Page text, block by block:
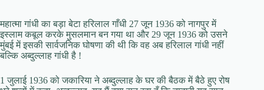
महात्मा गांधी का बड़ा बेटा हरिलाल गाँधी 27 जून 1936 को नागपुर में
इस्लाम कबूल करके मुसलमान बन गया था और 29 जून 1936 को उसने
मुंबई में इसकी सार्वजनिक घोषणा की थी कि वह अब हरिलाल गांधी नहीं
बल्कि अब्दुल्लाह गांधी है !
1 जुलाई 1936 को जकारिया ने अब्दुल्लाह के घर की बैठक में बैठे हुए रोष